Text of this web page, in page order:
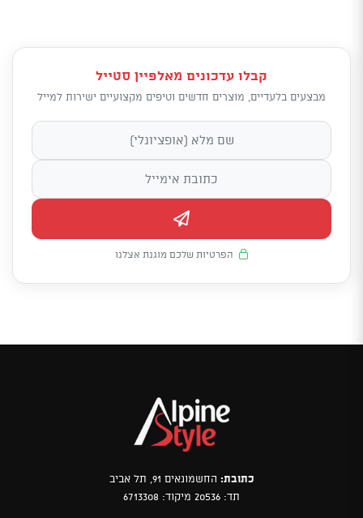
קבלו עדכונים מאלפיין סטייל
מבצעים בלעדיים, מוצרים חדשים וטיפים מקצועיים ישירות למייל
הפרטיות שלכם מוגנת אצלנו
כתובת: החשמונאים 91, תל אביב
תד: 20536 מיקוד: 6713308